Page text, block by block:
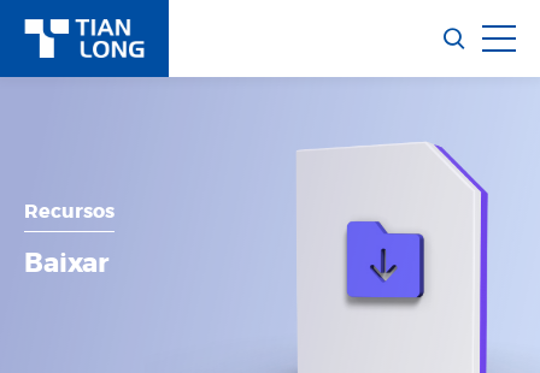
Recursos
Baixar